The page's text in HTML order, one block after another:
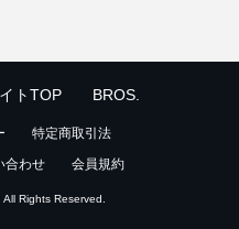
トTOP BROS.
特定商取引法
合わせ
会員規約
All Rights Reserved.